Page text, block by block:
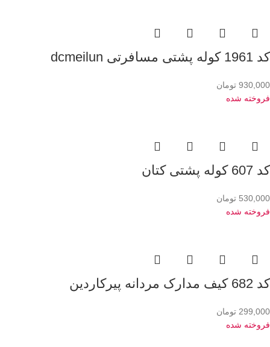
کد 1961 کوله پشتی مسافرتی dcmeilun
930,000 تومان
فروخته شده
کد 607 کوله پشتی کتان
530,000 تومان
فروخته شده
کد 682 کیف مدارک مردانه پیرکاردین
299,000 تومان
فروخته شده